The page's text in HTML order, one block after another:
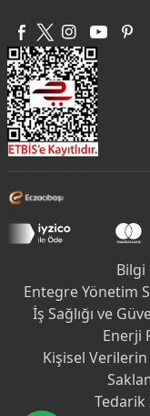
Bilgi
Entegre Yönetim
İş Sağlığı ve
Enerji
Kişisel
Tedarik